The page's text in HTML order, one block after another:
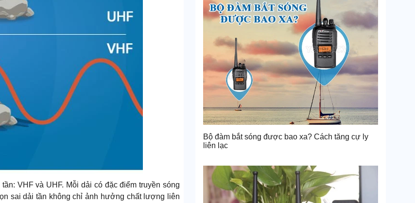
VHF và UHF. Mỗi dải có đặc điểm truyền sóng
sai dải tần không chỉ ảnh hưởng chất lượng liên
Bộ đàm bắt sóng được bao xa? Cách tăng cự ly
liên lạc